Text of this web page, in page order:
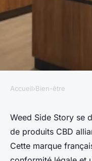
Avis sur
qualité et
vous
Accueil›Bien-être
Weed Side Story se
de produits CBD
Cette marque